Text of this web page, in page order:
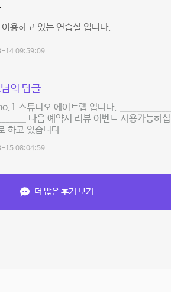
용하고 있는 연습실 입니다.
14 09:59:09
의 답글
스튜디오 에이트랩 입니다.
다음 예약시 리뷰 이벤트 사용가능
하고 있습니다
15 08:04:59
더 많은 후기 보기